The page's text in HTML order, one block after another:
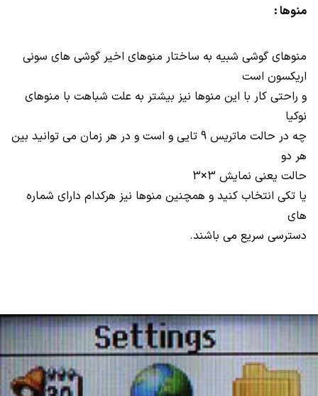
منوها :
منوهای گوشی شبیه به ساختار منوهای اخیر گوشی های سونی
اریکسون است
و راحتی کار با این منوها نیز بیشتر به علت شباهت با منوهای
نوکیا
چه در حالت ماتریس 9 تایی و است و در هر زمان می توانید بین
هر دو
حالت یعنی نمایش 3
×
3
یا تکی انتخاب کنید و همچنین منوها نیز هرکدام دارای شماره
های
دسترسی سریع می باشند.